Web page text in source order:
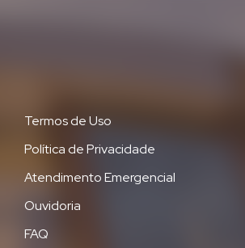
Termos de Uso
Política de Privacidade
Atendimento Emergencial
Ouvidoria
FAQ